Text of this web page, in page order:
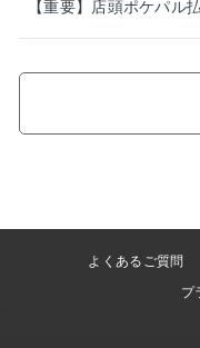
【重要】店頭ポケパル
よくあるご質問
プ